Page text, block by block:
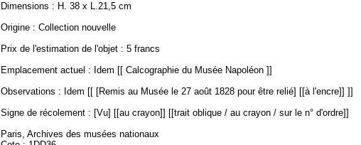
Dimensions : H. 38 x L.21,5 cm
Origine : Collection nouvelle
Prix de l'estimation de l'objet : 5 francs
Emplacement actuel : Idem [[ Calcographie du Musée Napoléon ]]
Observations : Idem [[ [Remis au Musée le 27 août 1828 pour être relié] [[à l'encre]] ]]
Signe de récolement : [Vu] [[au crayon]] [[trait oblique / au crayon / sur le n° d'ordre]]
Paris, Archives des musées nationaux